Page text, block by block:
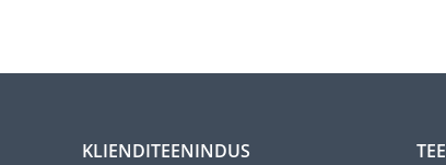
KLIENDITEENINDUS